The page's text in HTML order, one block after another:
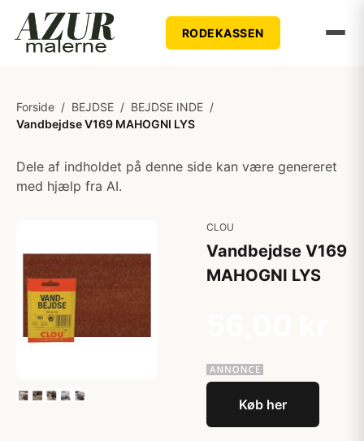
RODEKASSEN
Forside / BEJDSE / BEJDSE INDE /
Vandbejdse V169 MAHOGNI LYS
Dele af indholdet på denne side kan være genereret
med hjælp fra AI.
CLOU
Vandbejdse V169
MAHOGNI LYS
Køb her